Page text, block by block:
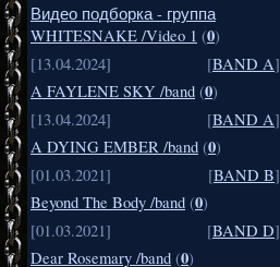
Видео подборка - группа
WHITESNAKE /Video 1 (0)
[13.04.2024]
[BAND A]
A FAYLENE SKY /band (0)
[13.04.2024]
[BAND A]
A DYING EMBER /band (0)
[01.03.2021]
[BAND B]
Beyond The Body /band (0)
[01.03.2021]
[BAND D]
Dear Rosemary /band (0)